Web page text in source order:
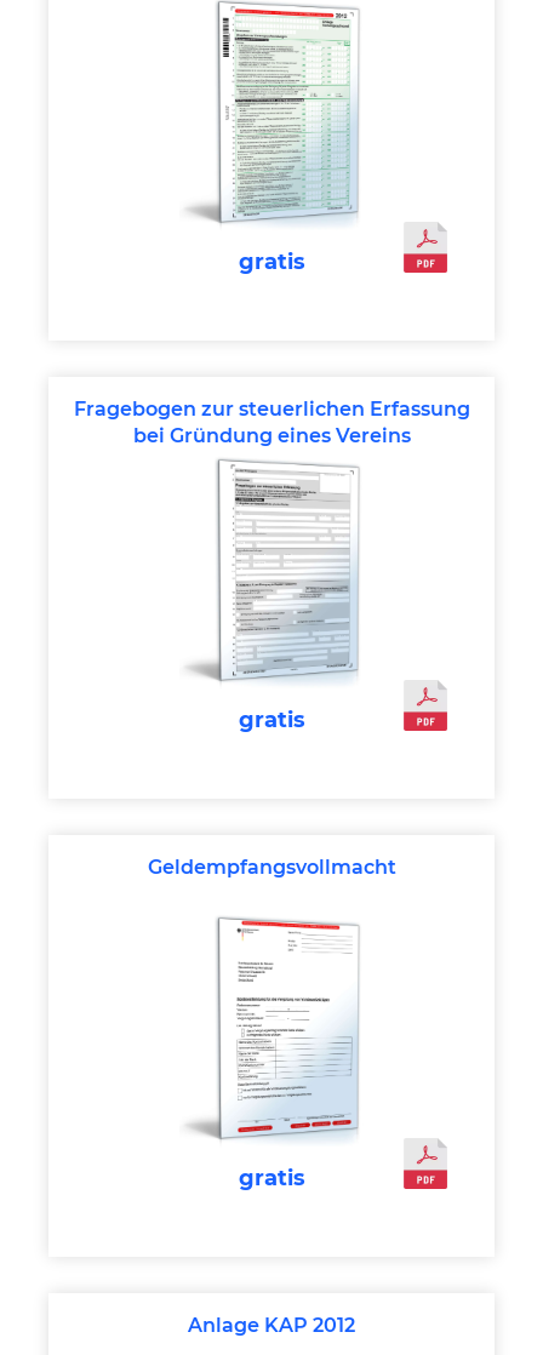
gratis
Fragebogen zur steuerlichen Erfassung
bei Gründung eines Vereins
gratis
Geldempfangsvollmacht
gratis
Anlage KAP 2012